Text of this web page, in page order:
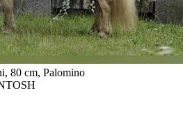
80 cm, Palomino